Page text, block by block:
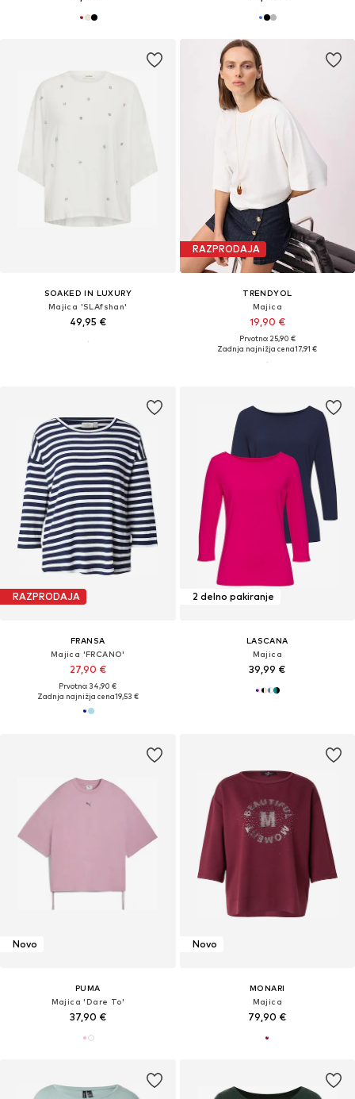
SOAKED IN LUXURY
Majica 'SLAfshan'
49,95 €
RAZPRODAJA
TRENDYOL
Majica
19,90 €
Prvotno: 25,90 €
Zadnja najnižja cena17,91 €
RAZPRODAJA
FRANSA
Majica 'FRCANO'
27,90 €
Prvotno: 34,90 €
Zadnja najnižja cena19,53 €
2 delno pakiranje
LASCANA
Majica
39,99 €
Novo
PUMA
Majica 'Dare To'
37,90 €
Novo
MONARI
Majica
79,90 €